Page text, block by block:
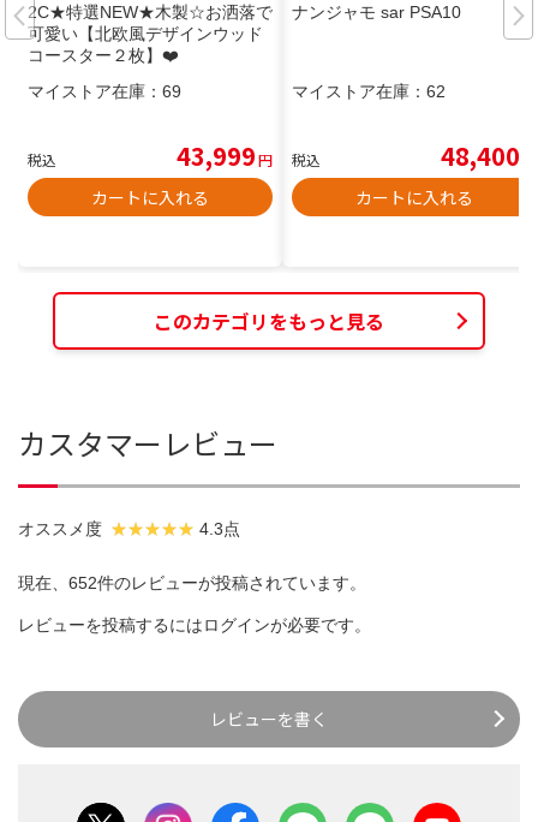
2C★特選NEW★木製☆お洒落で
可愛い【北欧風デザインウッド
コースター２枚】❤️
マイストア在庫： 69
税込 43,999円
カートに入れる
ナンジャモ sar PSA10
マイストア在庫： 62
税込 48,400
カートに入れる
このカテゴリをもっと見る
カスタマーレビュー
オススメ度 4.3点
現在、652件のレビューが投稿されています。
レビューを投稿するにはログインが必要です。
レビューを書く